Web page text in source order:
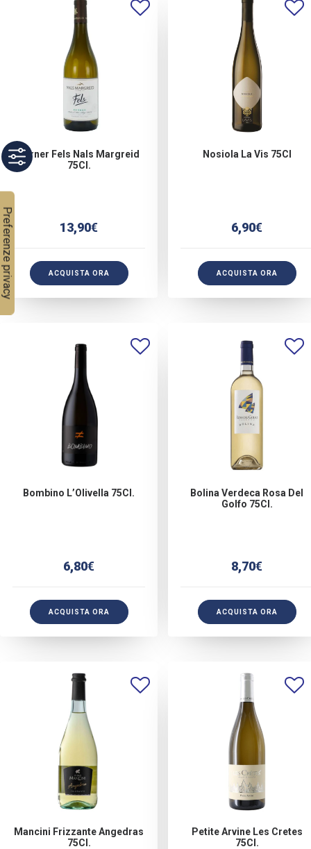
Kerner Fels Nals Margreid
75Cl.
13,90€
ACQUISTA ORA
Nosiola La Vis 75Cl
6,90€
ACQUISTA ORA
Bombino L’Olivella 75Cl.
6,80€
ACQUISTA ORA
Bolina Verdeca Rosa Del
Golfo 75Cl.
8,70€
ACQUISTA ORA
Mancini Frizzante Angedras
75Cl.
Petite Arvine Les Cretes
75Cl.